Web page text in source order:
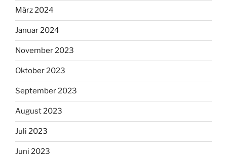
März 2024
Januar 2024
November 2023
Oktober 2023
September 2023
August 2023
Juli 2023
Juni 2023